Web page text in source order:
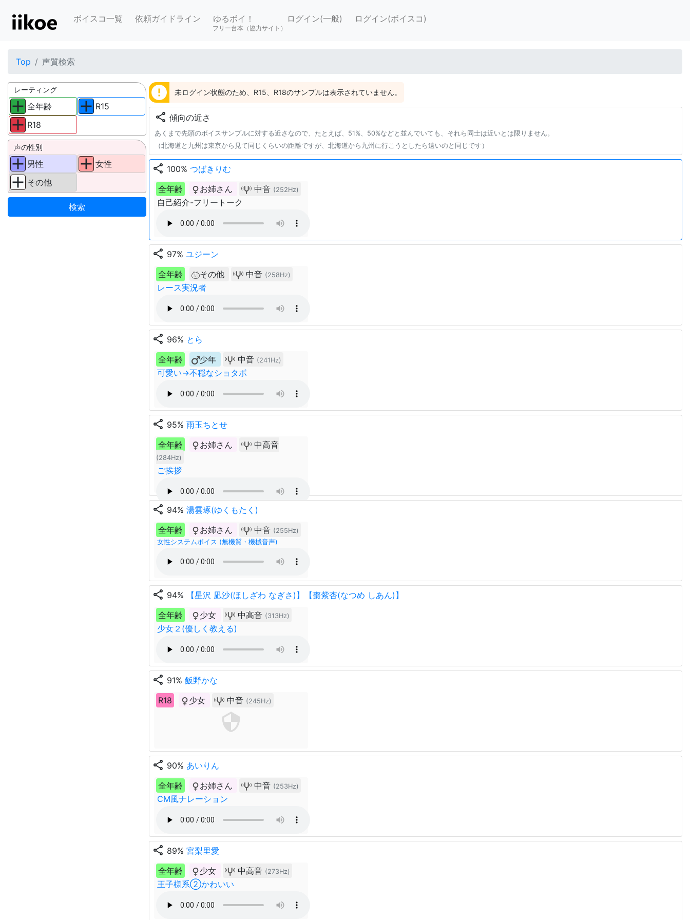
ボイスコ一覧 依頼ガイドライン ゆるボイ！
フリー台本（協力サイト）
ログイン(一般) ログイン(ボイスコ)
Top 声質検索
レーティング
全年齢
R18
R15
声の性別
男性
その他
女性
error 未ログイン状態のため、R15、R18のサンプルは表示されていません。
share 傾向の近さ
あくまで先頭のボイスサンプルに対する近さなので、たとえば、51%、50%などと並んでいても、それら同士は近いとは限りません。
（北海道と九州は東京から見て同じくらいの距離ですが、北海道から九州に行こうとしたら遠いのと同じです）
share 100% つばきりむ
全年齢
お姉さん 中音 (252Hz)
自己紹介-フリートーク
share 97% ユジーン
全年齢
その他 中音 (258Hz)
レース実況者
share 96% とら
全年齢
少年 中音 (241Hz)
可愛い→不穏なショタボ
share 95% 雨玉ちとせ
全年齢
お姉さん 中高音
(284Hz)
ご挨拶
share 94% 湯雲琢(ゆくもたく)
全年齢
お姉さん 中音 (255Hz)
女性システムボイス (無機質・機械音声)
share 94%
【星沢 凪沙(ほしざわ なぎさ)】【棗紫杏(なつめ しあん)】
全年齢
少女 中高音 (313Hz)
少女２(優しく教える)
share 91% 飯野かな
R18
少女 中音 (245Hz)
share 90% あいりん
全年齢
お姉さん 中音 (253Hz)
CM風ナレーション
share 89% 宮梨里愛
全年齢
少女 中高音 (273Hz)
王子様系②かわいい